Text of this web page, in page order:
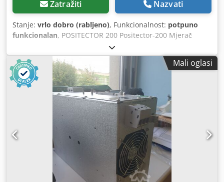
Zatražiti Nazvati
Stanje: vrlo dobro (rabljeno), Funkcionalnost: potpuno
funkcionalan, POSITECTOR 200 Positector-200 Mjerač
debljine premaza za drvo, beton, plastiku Positector-200
Mjerač debljine premaza za drvo, beton i plastiku nudi 3
mjerna raspona, a sve 3 verzije dostupne su kao Standard i
Napredni model: PT-200B: 13 - 1000 mikrona PT-200C: 50 -
3800 mikrona PT-200D: 50 - 7600 mikrona PosiTector 200
mjeri nenadzorno širok raspon primjena koristeći
ultrazvučnu tehnologiju. Omogućuje mjerenje debljine
premaza na drvu, betonu, plastici, kompozitima i drugim
materijalima. Napredni modeli mogu izmjeriti do 3 različita
sloja debljine u višeslojnom sustavu te imaju grafički
zaslon za detaljnu analizu sustava premaza. Jednostavno:
Spreman za mjerenje - nije potrebno podešavanje za
većinu premaza Poboljšana navigacija izbornikom jednom
Mali oglasi